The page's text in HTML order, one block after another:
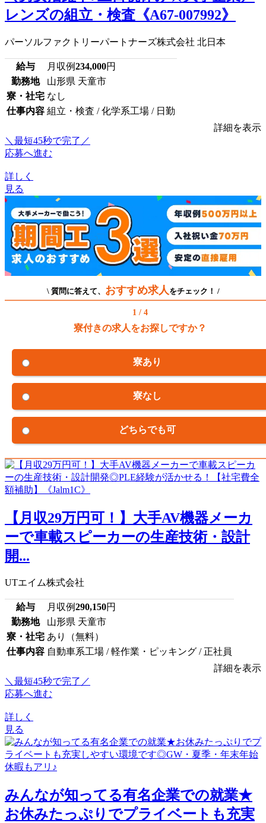
レンズの組立・検査《A67-007992》
パーソルファクトリーパートナーズ株式会社 北日本
給与 月収例234,000円
勤務地
山形県 天童市
寮・社宅 なし
仕事内容 組立・検査 / 化学系工場 / 日勤
詳細を表示
＼最短45秒で完了／
応募へ進む
詳しく
見る
\ 質問に答えて、 おすすめ求人 をチェック！ /
1 / 4
寮付きの求人をお探しですか？
寮あり
寮なし
どちらでも可
【月収29万円可！】大手AV機器メーカ
ーで車載スピーカーの生産技術・設計
開...
UTエイム株式会社
給与 月収例290,150円
勤務地
山形県 天童市
寮・社宅 あり（無料）
仕事内容 自動車系工場 / 軽作業・ピッキング / 正社員
詳細を表示
＼最短45秒で完了／
応募へ進む
詳しく
見る
みんなが知ってる有名企業での就業★
お休みたっぷりでプライベートも充実